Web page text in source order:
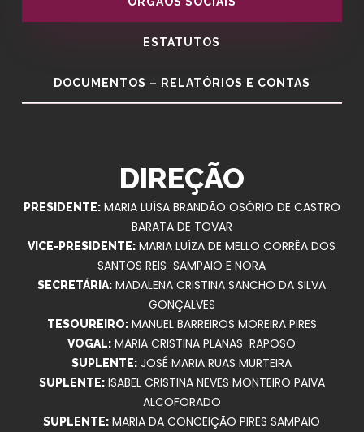
ESTATUTOS
DOCUMENTOS – RELATÓRIOS E CONTAS
DIREÇÃO
PRESIDENTE:MARIA LUÍSA BRANDÃO OSÓRIO DE CASTRO
BARATA DE TOVAR
VICE-PRESIDENTE: MARIA LUÍZA DE MELLO CORRÊA DOS
SANTOS REIS SAMPAIO E NORA
SECRETÁRIA: MADALENA CRISTINA SANCHO DA SILVA
GONÇALVES
TESOUREIRO:MANUEL BARREIROS MOREIRA PIRES
VOGAL: MARIA CRISTINA PLANAS RAPOSO
SUPLENTE: JOSÉ MARIA RUAS MURTEIRA
SUPLENTE:ISABEL CRISTINA NEVES MONTEIRO PAIVA
ALCOFORADO
SUPLENTE: MARIA DA CONCEIÇÃO PIRES SAMPAIO